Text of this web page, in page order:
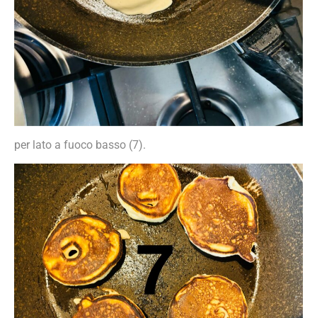
per lato a fuoco basso (7).